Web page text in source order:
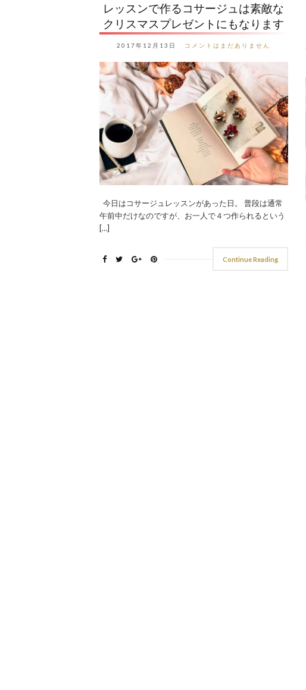
レッスンで作るコサージュは素敵な
クリスマスプレゼントにもなります
2017年12月13日 コメントはまだありません
今日はコサージュレッスンがあった日。 普段は通常
午前中だけなのですが、お一人で４つ作られるという
[…]
Continue Reading